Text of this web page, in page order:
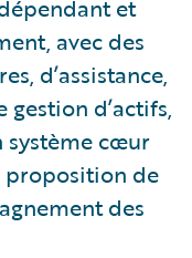
et
avec des
d’assistance,
gestion d’actifs,
système cœur
proposition de
des